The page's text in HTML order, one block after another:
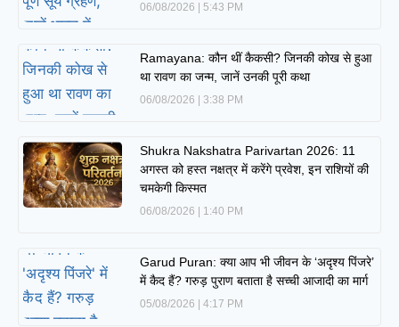
06/08/2026 5:43 PM
Ramayana: कौन थीं कैकसी? जिनकी कोख से हुआ
था रावण का जन्म, जानें उनकी पूरी कथा
06/08/2026 3:38 PM
Shukra Nakshatra Parivartan 2026: 11
अगस्त को हस्त नक्षत्र में करेंगे प्रवेश, इन राशियों की
चमकेगी किस्मत
06/08/2026 1:40 PM
Garud Puran: क्या आप भी जीवन के ‘अदृश्य पिंजरे’
में कैद हैं? गरुड़ पुराण बताता है सच्ची आजादी का मार्ग
05/08/2026 4:17 PM